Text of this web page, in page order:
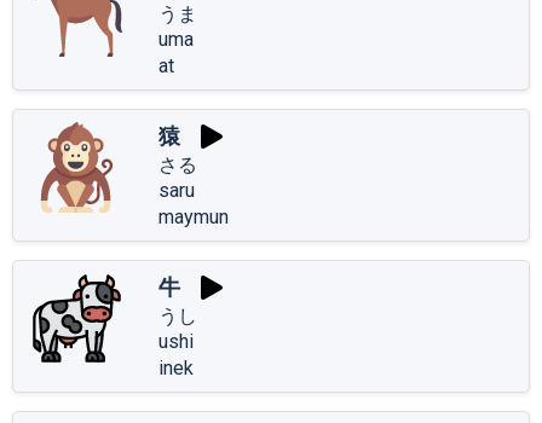
うま
uma
at
猿
さる
saru
maymun
牛
うし
ushi
inek